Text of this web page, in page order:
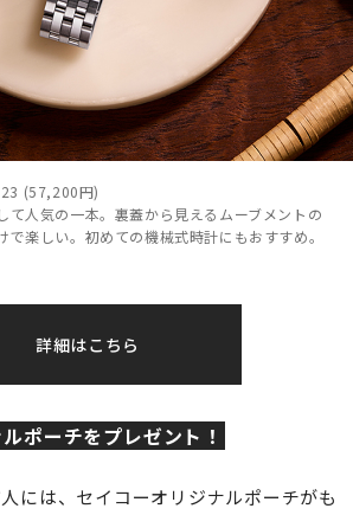
(57,200円)
て人気の一本。裏蓋から見えるムーブメントの
楽しい。初めての機械式時計にもおすすめ。
詳細はこちら
ポーチをプレゼント！
には、セイコーオリジナルポーチがも